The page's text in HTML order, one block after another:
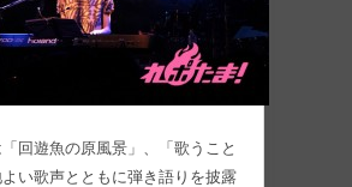
回遊魚の原風景」、「歌うこと
い歌声とともに弾き語りを披露